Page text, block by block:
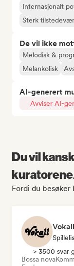
Internasjonalt
Sterk
De vil ikke
Melodisk &
Melankolisk
AI-generert
Avviser AI-
Du vil
Fordi du besøker
> 3500 svar
Bossa nova